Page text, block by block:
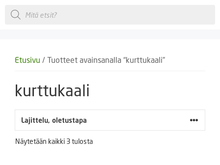
Products
search
Etusivu / Tuotteet avainsanalla “kurttukaali”
kurttukaali
Näytetään kaikki 3 tulosta